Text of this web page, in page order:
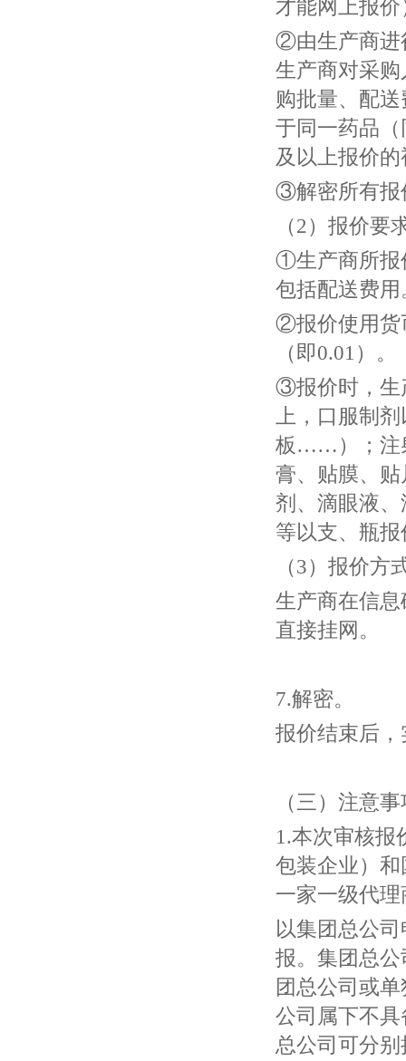
才能网上报价
②由生产商进
生产商对采
购批量、配
于同一药品
及以上报价
③解密所有报
（2）报价要
①生产商所报
包括配送费用
②报价使用货
（即0.01）。
③报价时，生
上，口服制
板……）；注
膏、贴膜、
剂、滴眼液
等以支、瓶报
（3）报价方
生产商在信
直接挂网。
7.解密。
报价结束后
（三）注意
1.本次审核报
包装企业）
一家一级代
以集团总公
报。集团总
团总公司或
公司属下不
总公司可分